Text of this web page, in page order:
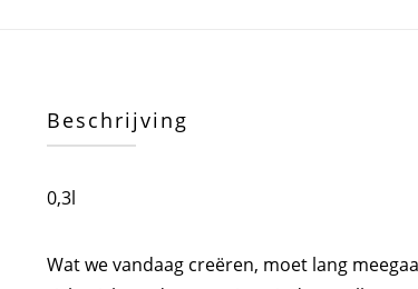
Beschrijving
0,3l
Wat we vandaag creëren, moet lang